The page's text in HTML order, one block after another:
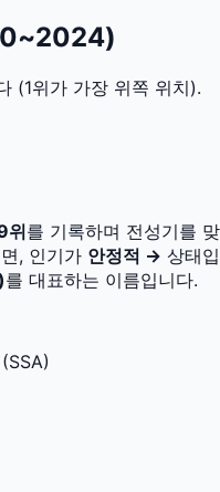
(1위가 가장 위쪽 위치).
위를 기록하며 전성기를
, 인기가 안정적 → 상태
를 대표하는 이름입니다.